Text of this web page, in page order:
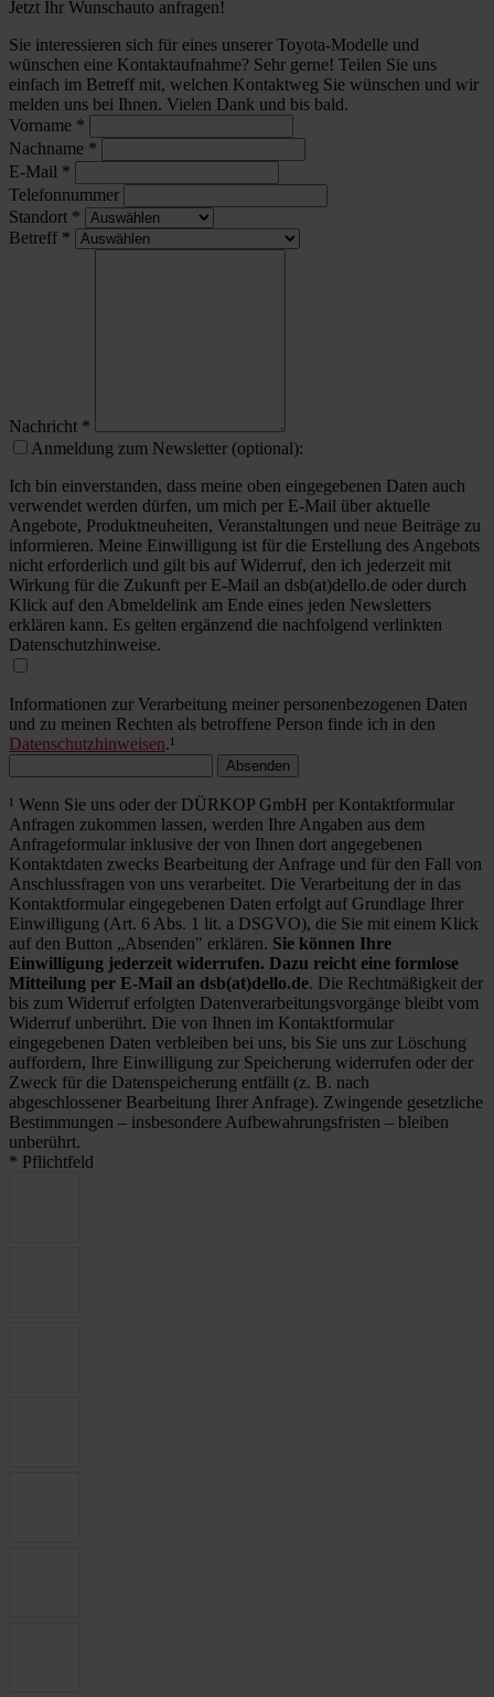
Jetzt Ihr Wunschauto anfragen!
Sie interessieren sich für eines unserer Toyota-Modelle und
wünschen eine Kontaktaufnahme? Sehr gerne! Teilen Sie uns
einfach im Betreff mit, welchen Kontaktweg Sie wünschen und wir
melden uns bei Ihnen. Vielen Dank und bis bald.
Vorname *
Nachname *
E-Mail *
Telefonnummer
Standort *
Betreff *
Nachricht *
Anmeldung zum Newsletter (optional):
Ich bin einverstanden, dass meine oben eingegebenen Daten auch
verwendet werden dürfen, um mich per E-Mail über aktuelle
Angebote, Produktneuheiten, Veranstaltungen und neue Beiträge zu
informieren. Meine Einwilligung ist für die Erstellung des Angebots
nicht erforderlich und gilt bis auf Widerruf, den ich jederzeit mit
Wirkung für die Zukunft per E-Mail an dsb(at)dello.de oder durch
Klick auf den Abmeldelink am Ende eines jeden Newsletters
erklären kann. Es gelten ergänzend die nachfolgend verlinkten
Datenschutzhinweise.
Informationen zur Verarbeitung meiner personenbezogenen Daten
und zu meinen Rechten als betroffene Person finde ich in den
Datenschutzhinweisen.¹
Absenden
¹ Wenn Sie uns oder der DÜRKOP GmbH per Kontaktformular
Anfragen zukommen lassen, werden Ihre Angaben aus dem
Anfrageformular inklusive der von Ihnen dort angegebenen
Kontaktdaten zwecks Bearbeitung der Anfrage und für den Fall von
Anschlussfragen von uns verarbeitet. Die Verarbeitung der in das
Kontaktformular eingegebenen Daten erfolgt auf Grundlage Ihrer
Einwilligung (Art. 6 Abs. 1 lit. a DSGVO), die Sie mit einem Klick
auf den Button „Absenden" erklären. Sie können Ihre
Einwilligung jederzeit widerrufen. Dazu reicht eine formlose
Mitteilung per E-Mail an dsb(at)dello.de. Die Rechtmäßigkeit der
bis zum Widerruf erfolgten Datenverarbeitungsvorgänge bleibt vom
Widerruf unberührt. Die von Ihnen im Kontaktformular
eingegebenen Daten verbleiben bei uns, bis Sie uns zur Löschung
auffordern, Ihre Einwilligung zur Speicherung widerrufen oder der
Zweck für die Datenspeicherung entfällt (z. B. nach
abgeschlossener Bearbeitung Ihrer Anfrage). Zwingende gesetzliche
Bestimmungen – insbesondere Aufbewahrungsfristen – bleiben
unberührt.
* Pflichtfeld